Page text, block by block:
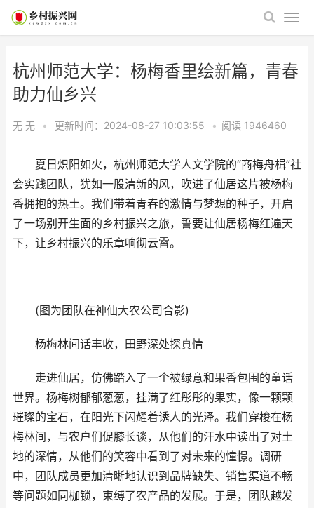
杭州师范大学：杨梅香里绘新篇，青春
助力仙乡兴
无 无 • 更新时间：2024-08-27 10:03:55 • 阅读 1946460
夏日炽阳如火，杭州师范大学人文学院的“商梅舟楫”社
会实践团队，犹如一股清新的风，吹进了仙居这片被杨梅
香拥抱的热土。我们带着青春的激情与梦想的种子，开启
了一场别开生面的乡村振兴之旅，誓要让仙居杨梅红遍天
下，让乡村振兴的乐章响彻云霄。
(图为团队在神仙大农公司合影)
杨梅林间话丰收，田野深处探真情
走进仙居，仿佛踏入了一个被绿意和果香包围的童话
世界。杨梅树郁郁葱葱，挂满了红彤彤的果实，像一颗颗
璀璨的宝石，在阳光下闪耀着诱人的光泽。我们穿梭在杨
梅林间，与农户们促膝长谈，从他们的汗水中读出了对土
地的深情，从他们的笑容中看到了对未来的憧憬。调研
中，团队成员更加清晰地认识到品牌缺失、销售渠道不畅
等问题如同枷锁，束缚了农产品的发展。于是，团队越发